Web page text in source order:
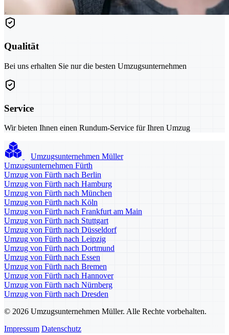
Qualität
Bei uns erhalten Sie nur die besten Umzugsunternehmen
Service
Wir bieten Ihnen einen Rundum-Service für Ihren Umzug
Umzugsunternehmen Müller
Umzugsunternehmen Fürth
Umzug von Fürth nach Berlin
Umzug von Fürth nach Hamburg
Umzug von Fürth nach München
Umzug von Fürth nach Köln
Umzug von Fürth nach Frankfurt am Main
Umzug von Fürth nach Stuttgart
Umzug von Fürth nach Düsseldorf
Umzug von Fürth nach Leipzig
Umzug von Fürth nach Dortmund
Umzug von Fürth nach Essen
Umzug von Fürth nach Bremen
Umzug von Fürth nach Hannover
Umzug von Fürth nach Nürnberg
Umzug von Fürth nach Dresden
© 2026 Umzugsunternehmen Müller. Alle Rechte vorbehalten.
Impressum Datenschutz